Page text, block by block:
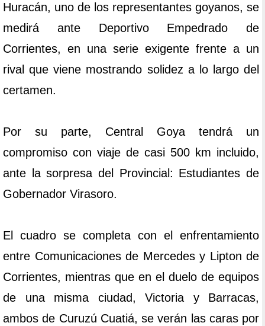
Huracán, uno de los representantes goyanos, se
medirá ante Deportivo Empedrado de
Corrientes, en una serie exigente frente a un
rival que viene mostrando solidez a lo largo del
certamen.
Por su parte, Central Goya tendrá un
compromiso con viaje de casi 500 km incluido,
ante la sorpresa del Provincial: Estudiantes de
Gobernador Virasoro.
El cuadro se completa con el enfrentamiento
entre Comunicaciones de Mercedes y Lipton de
Corrientes, mientras que en el duelo de equipos
de una misma ciudad, Victoria y Barracas,
ambos de Curuzú Cuatiá, se verán las caras por